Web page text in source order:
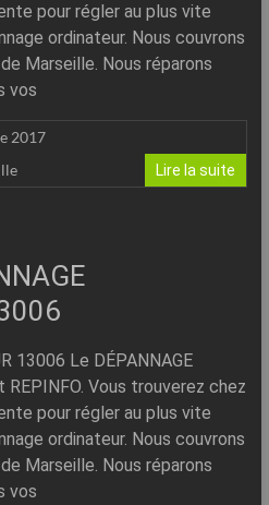
pour régler au plus vite
ordinateur. Nous couvrons
Marseille. Nous réparons
vos
2017
Lire la suite
13006 Le DÉPANNAGE
REPINFO. Vous trouverez chez
pour régler au plus vite
ordinateur. Nous couvrons
Marseille. Nous réparons
vos